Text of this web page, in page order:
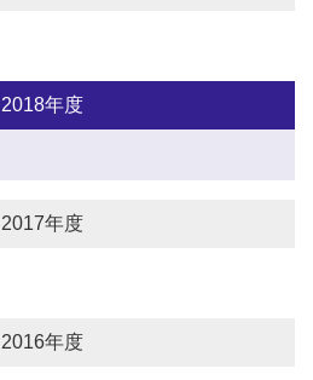
2018年度
2017年度
2016年度